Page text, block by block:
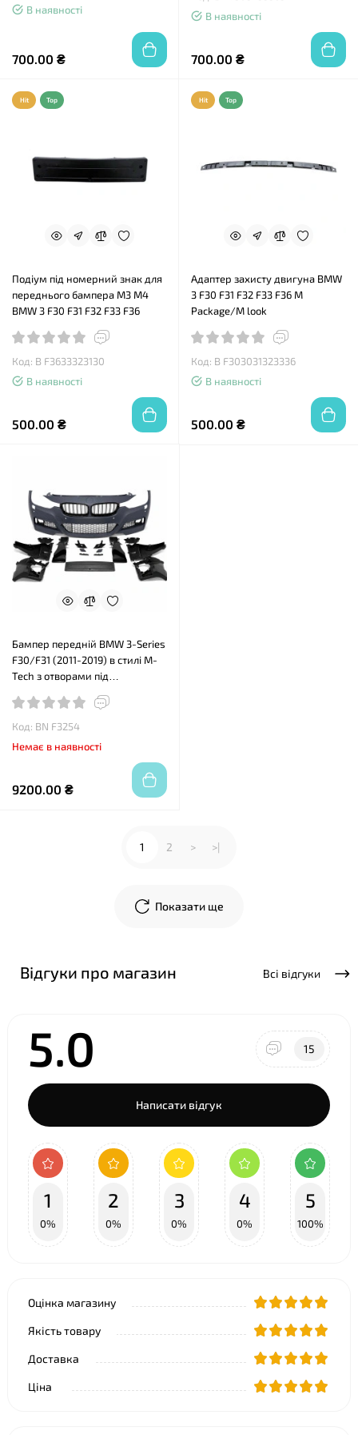
В наявності
700.00 ₴
В наявності
700.00 ₴
Hit Top
Подіум під номерний знак для
переднього бампера M3 M4
BMW 3 F30 F31 F32 F33 F36
Код: B F3633323130
В наявності
500.00 ₴
Hit Top
Адаптер захисту двигуна BMW
3 F30 F31 F32 F33 F36 М
Package/M look
Код: B F303031323336
В наявності
500.00 ₴
Бампер передній BMW 3-Series
F30/F31 (2011-2019) в стилі M-
Tech з отворами під
радівтора (чорний глянець)
Код: BN F3254
Немає в наявності
9200.00 ₴
Показати ще
1 2 > >|
Відгуки про магазин Всі відгуки
5.0 15
Написати відгук
1
0%
2
0%
3
0%
4
0%
5
100%
Оцінка магазину
Якість товару
Доставка
Ціна